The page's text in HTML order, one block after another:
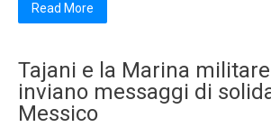
Read More
Tajani e la Marina
inviano messaggi di
Messico